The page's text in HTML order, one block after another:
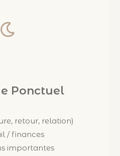
Ponctuel
retour, relation)
/ finances
importantes